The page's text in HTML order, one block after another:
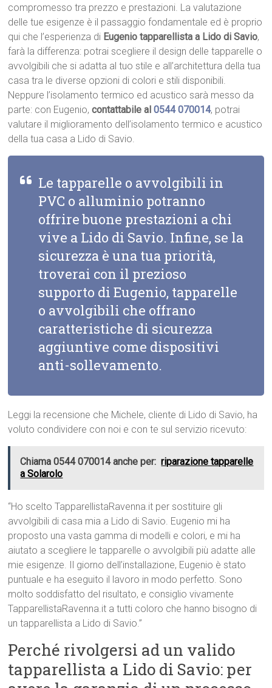
compromesso tra prezzo e prestazioni. La valutazione
delle tue esigenze è il passaggio fondamentale ed è proprio
qui che l’esperienza di Eugenio tapparellista a Lido di Savio,
farà la differenza: potrai scegliere il design delle tapparelle o
avvolgibili che si adatta al tuo stile e all’architettura della tua
casa tra le diverse opzioni di colori e stili disponibili.
Neppure l’isolamento termico ed acustico sarà messo da
parte: con Eugenio,contattabile al0544 070014, potrai
valutare il miglioramento dell’isolamento termico e acustico
della tua casa a Lido di Savio.
Le tapparelle o avvolgibili in
PVC o alluminio potranno
offrire buone prestazioni a chi
vive a Lido di Savio. Infine, se la
sicurezza è una tua priorità,
troverai con il prezioso
supporto di Eugenio, tapparelle
o avvolgibili che offrano
caratteristiche di sicurezza
aggiuntive come dispositivi
anti-sollevamento.
Leggi la recensione che Michele, cliente di Lido di Savio, ha
voluto condividere con noi e con te sul servizio ricevuto:
Chiama 0544 070014 anche per: riparazione tapparelle
a Solarolo
“Ho scelto TapparellistaRavenna.it per sostituire gli
avvolgibili di casa mia a Lido di Savio. Eugenio mi ha
proposto una vasta gamma di modelli e colori, e mi ha
aiutato a scegliere le tapparelle o avvolgibili più adatte alle
mie esigenze. Il giorno dell’installazione, Eugenio è stato
puntuale e ha eseguito il lavoro in modo perfetto. Sono
molto soddisfatto del risultato, e consiglio vivamente
TapparellistaRavenna.it a tutti coloro che hanno bisogno di
un tapparellista a Lido di Savio.”
Perché rivolgersi ad un valido
tapparellista a Lido di Savio: per